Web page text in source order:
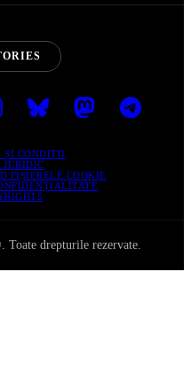
ȘI CONDIȚII
JURIDIC
FIȘIERELE COOKIE
drepturile rezervate.